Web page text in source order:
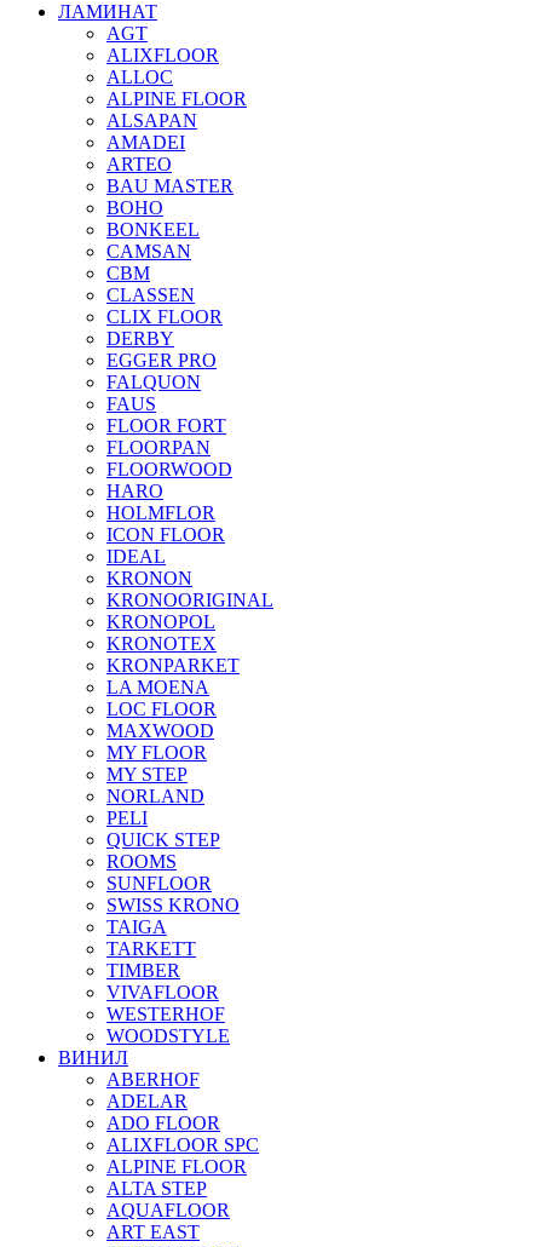
ЛАМИНАТ
AGT
ALIXFLOOR
ALLOC
ALPINE FLOOR
ALSAPAN
AMADEI
ARTEO
BAU MASTER
BOHO
BONKEEL
CAMSAN
CBM
CLASSEN
CLIX FLOOR
DERBY
EGGER PRO
FALQUON
FAUS
FLOOR FORT
FLOORPAN
FLOORWOOD
HARO
HOLMFLOR
ICON FLOOR
IDEAL
KRONON
KRONOORIGINAL
KRONOPOL
KRONOTEX
KRONPARKET
LA MOENA
LOC FLOOR
MAXWOOD
MY FLOOR
MY STEP
NORLAND
PELI
QUICK STEP
ROOMS
SUNFLOOR
SWISS KRONO
TAIGA
TARKETT
TIMBER
VIVAFLOOR
WESTERHOF
WOODSTYLE
ВИНИЛ
ABERHOF
ADELAR
ADO FLOOR
ALIXFLOOR SPC
ALPINE FLOOR
ALTA STEP
AQUAFLOOR
ART EAST